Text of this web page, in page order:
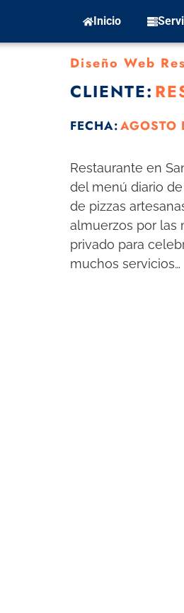
Inicio
Diseño Web
CLIENTE:
FECHA:AGOSTO
Restaurante en
del menú diario
de pizzas
almuerzos por las
privado para
muchos servicios…